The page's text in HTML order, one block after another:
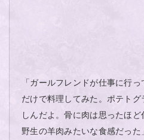
「ガールフレンドが仕事に行
だけで料理してみた。ポテト
しんだよ。骨に肉は思ったほど
野生の羊肉みたいな食感だっ